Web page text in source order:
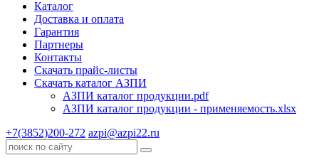
Каталог
Доставка и оплата
Гарантия
Партнеры
Контакты
Скачать прайс-листы
Скачать каталог АЗПИ
АЗПИ каталог продукции.pdf
АЗПИ каталог продукции - применяемость.xlsx
+7(3852)200-272 azpi@azpi22.ru